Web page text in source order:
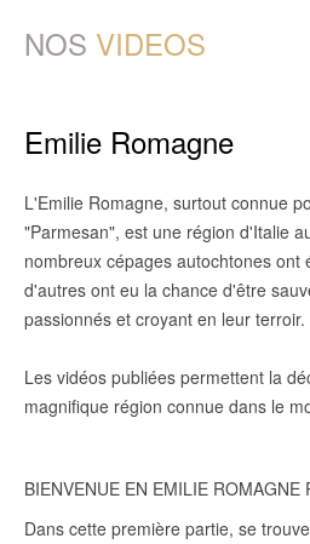
NOS VIDEOS
Emilie Romagne
L'Emilie Romagne, surtout connue
"Parmesan", est une région d'Italie
nombreux cépages autochtones ont
d'autres ont eu la chance d'être
passionnés et croyant en leur terroir.
Les vidéos publiées permettent la
magnifique région connue dans le
BIENVENUE EN EMILIE ROMAGNE
Dans cette première partie, se